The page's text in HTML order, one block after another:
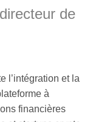
de
l’intégration et la
à
financières